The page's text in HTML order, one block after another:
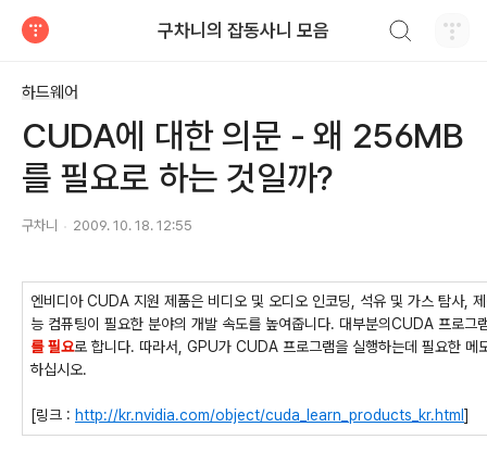
구차니의 잡동사니 모음
하드웨어
CUDA에 대한 의문 - 왜 256MB
를 필요로 하는 것일까?
구차니 2009. 10. 18. 12:55
엔비디아 CUDA 지원 제품은 비디오 및 오디오 인코딩, 석유 및 가스 탐사,
능 컴퓨팅이 필요한 분야의 개발 속도를 높여줍니다. 대부분의CUDA 프로그
를 필요로 합니다. 따라서, GPU가 CUDA 프로그램을 실행하는데 필요한 메
하십시오.
[링크 : http://kr.nvidia.com/object/cuda_learn_products_kr.html ]